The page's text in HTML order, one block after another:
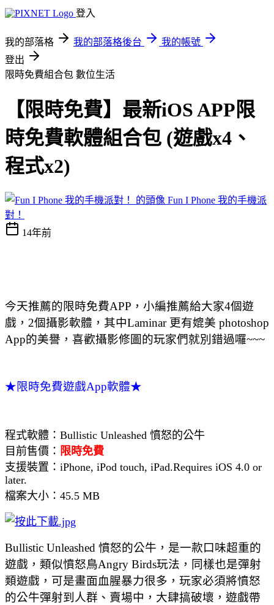
登入
我的部落格 我的部落格後台
我的帳號
登出
限時免費組合包 數位生活
【限時免費】最新iOS APP限
時免費軟體組合包 (遊戲x4、
程式x2)
Fun I Phone 我的手機派
對！
14年前
今天推薦的限時免費APP，小編推薦給大家4個遊
戲，2個攝影軟體，其中Laminar 更有媲美 photoshop
App的美譽，喜歡攝影修圖的玩家們就別錯過囉~~~
★限時免費遊戲App軟體★
程式軟體： Bullistic Unleashed 憤怒的公牛
目前售價： 限時免費
支援裝置： iPhone, iPod touch, iPad.Requires iOS 4.0 or
later.
檔案大小： 45.5 MB
Bullistic Unleashed 憤怒的公牛，是一款口味超重的
遊戲，類似憤怒鳥Angry Birds玩法，同樣也是彈射
類遊戲，可是畫面血腥暴力很多，玩家必須將憤怒
的公牛彈射到人群、賣場中，大肆搞破壞，遊戲帶